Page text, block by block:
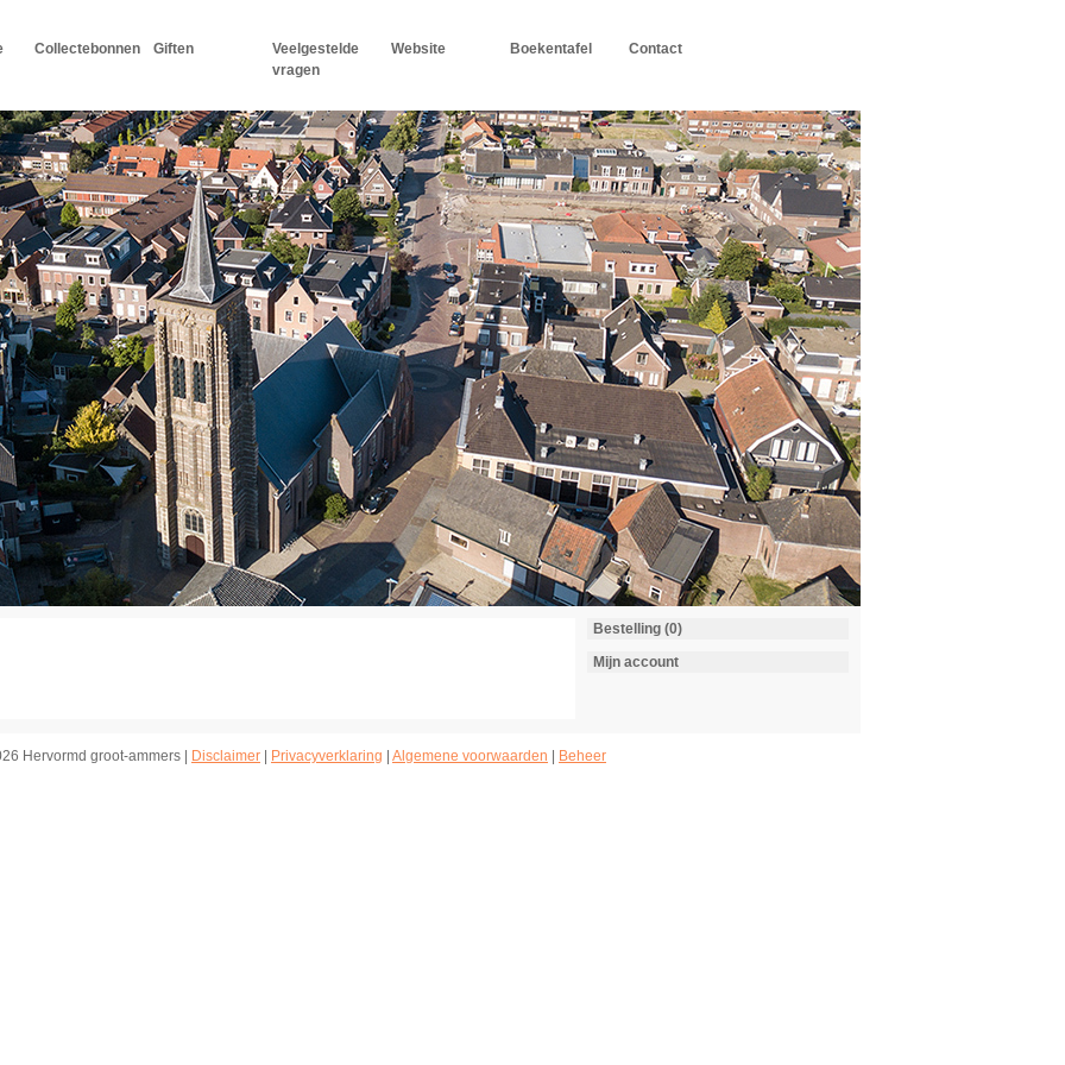
Collectebonnen Giften
Veelgestelde
vragen
Website Boekentafel Contact
Bestelling (0)
Mijn account
Hervormd groot-ammers | Disclaimer Privacyverklaring Algemene voorwaarden Beheer